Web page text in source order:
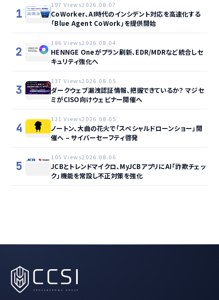
1
197 Views2026.08.07
CoWorker、AI時代のインシデント対応を高速化する
「Blue Agent CoWork」を提供開始
2
186 Views2026.08.04
HENNGE Oneがプラン刷新、EDR/MDRなど統合しセ
キュリティ強化へ
3
137 Views2026.08.05
ダークウェブ漏洩認証情報、把握できているか？ マジセ
ミがCISO向けウェビナー開催へ
4
121 Views2026.08.05
ノートン、大曲の花火で「スペシャルドローンショー」開
催へ – サイバーセーフティ啓発
5
105 Views2026.08.06
JCBとトレンドマイクロ、MyJCBアプリにAI「詐欺チェッ
ク」機能を常設し不正対策を強化